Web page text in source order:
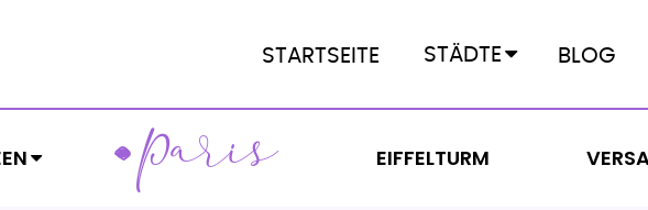
STARTSEITE STÄDTE BLOG
PARIS EIFFELTURM